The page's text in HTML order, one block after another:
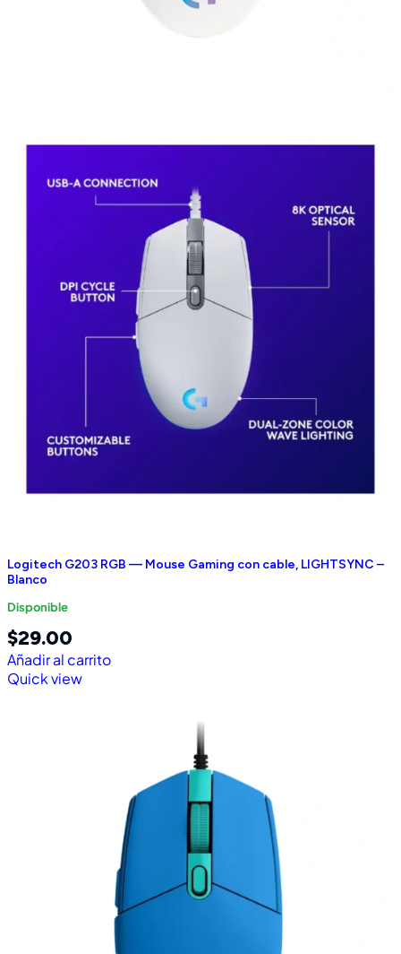
Logitech G203 RGB — Mouse Gaming con cable, LIGHTSYNC –
Blanco
Disponible
$29.00
Añadir al carrito
Quick view